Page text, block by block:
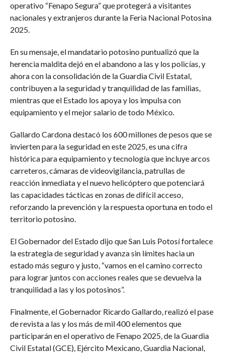
operativo “Fenapo Segura” que protegerá a visitantes
nacionales y extranjeros durante la Feria Nacional Potosina
2025.
En su mensaje, el mandatario potosino puntualizó que la
herencia maldita dejó en el abandono a las y los policías, y
ahora con la consolidación de la Guardia Civil Estatal,
contribuyen a la seguridad y tranquilidad de las familias,
mientras que el Estado los apoya y los impulsa con
equipamiento y el mejor salario de todo México.
Gallardo Cardona destacó los 600 millones de pesos que se
invierten para la seguridad en este 2025, es una cifra
histórica para equipamiento y tecnología que incluye arcos
carreteros, cámaras de videovigilancia, patrullas de
reacción inmediata y el nuevo helicóptero que potenciará
las capacidades tácticas en zonas de difícil acceso,
reforzando la prevención y la respuesta oportuna en todo el
territorio potosino.
El Gobernador del Estado dijo que San Luis Potosí fortalece
la estrategia de seguridad y avanza sin límites hacia un
estado más seguro y justo, “vamos en el camino correcto
para lograr juntos con acciones reales que se devuelva la
tranquilidad a las y los potosinos”.
Finalmente, el Gobernador Ricardo Gallardo, realizó el pase
de revista a las y los más de mil 400 elementos que
participarán en el operativo de Fenapo 2025, de la Guardia
Civil Estatal (GCE), Ejército Mexicano, Guardia Nacional,